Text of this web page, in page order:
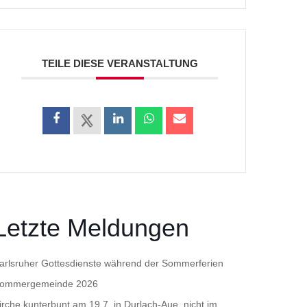
TEILE DIESE VERANSTALTUNG
Meldungen
Gottesdienste während der Sommerferien
2026
kunterbunt am 19.7. in Durlach-Aue, nicht im